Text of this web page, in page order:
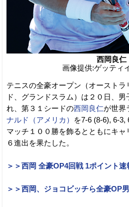
西岡良仁
画像提供:ゲッティ
テニスの全豪オープン（オーストラ
ド、グランドスラム）は２０日、
れ、第３１シードの西岡良仁が世界
ナルド（アメリカ）
を7-6 (8-6), 6-3,
マッチ１００勝を飾るとともにキャ
６進出を果たした。
＞＞西岡 全豪OP4回戦 1ポイント速
＞＞西岡、ジョコビッチら全豪OP